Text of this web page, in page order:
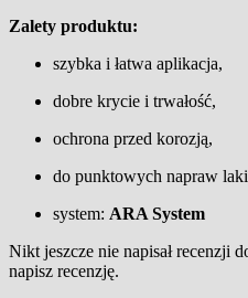
Zalety produktu:
szybka i łatwa aplikacja,
dobre krycie i trwałość,
ochrona przed korozją,
do punktowych napraw
system: ARA System
Nikt jeszcze nie napisał recenzji
napisz recenzję.